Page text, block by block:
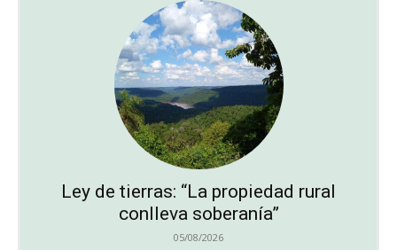
Ley de tierras: “La propiedad rural
conlleva soberanía”
05/08/2026